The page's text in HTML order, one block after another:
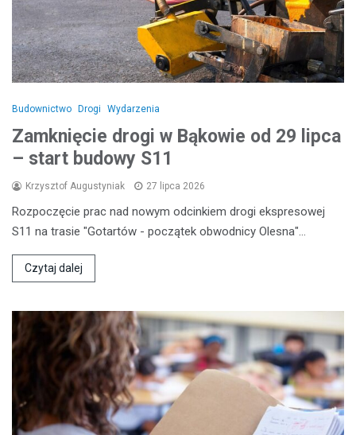
Budownictwo Drogi Wydarzenia
Zamknięcie drogi w Bąkowie od 29 lipca
– start budowy S11
Krzysztof Augustyniak 27 lipca 2026
Rozpoczęcie prac nad nowym odcinkiem drogi ekspresowej
S11 na trasie "Gotartów - początek obwodnicy Olesna"…
Czytaj dalej